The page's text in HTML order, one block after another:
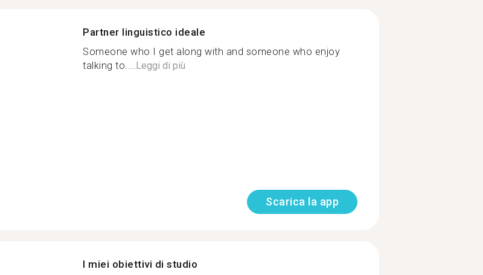
Partner linguistico ideale
Someone who I get along with and someone who enjoy
talking to....Leggi di più
Scarica la app
I miei obiettivi di studio